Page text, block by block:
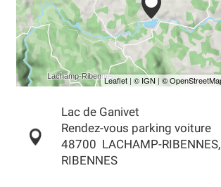
Lac de Ganivet
Rendez-vous parking voiture
48700
LACHAMP-RIBENNES,
RIBENNES